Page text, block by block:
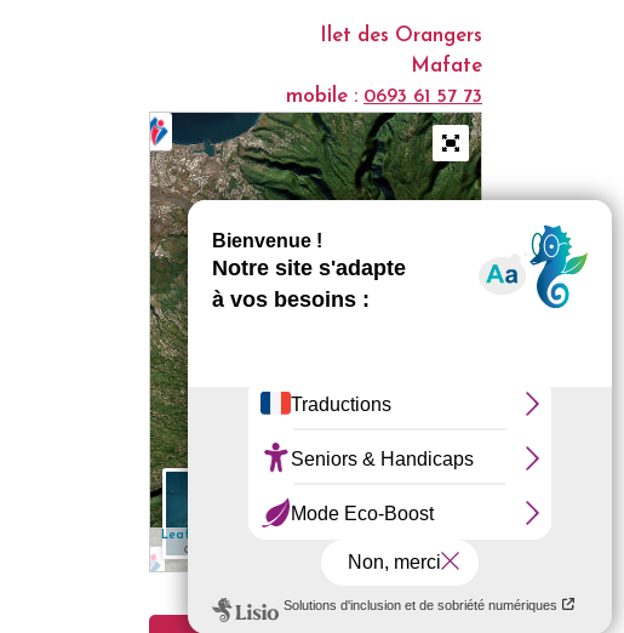
Ilet des Orangers
Mafate
mobile : 0693 61 57 73
−
✎ Edit
Leaflet
GeoEye, Getmapping, Aerogrid, IGN, IGP, UPR-EGP, and the GIS User
Community